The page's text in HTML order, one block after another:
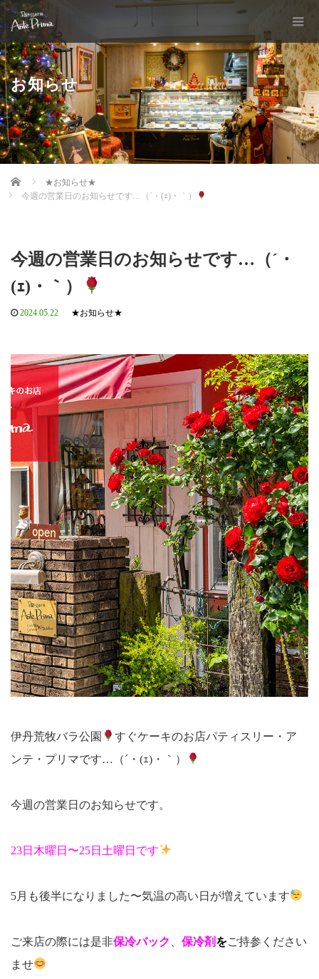
お知らせ
Home
★お知らせ★
今週の営業日のお知らせです…（´・(ｪ)・｀）
今週の営業日のお知らせです…（´・
(ｪ)・｀）
2024.05.22 ★お知らせ★
伊丹荒牧バラ公園
すぐケーキのお店パティスリー・ア
ンテ・プリマです…（´・(ｪ)・｀）
今週の営業日のお知らせです。
23日木曜日〜25日土曜日です
5月も後半になりました〜気温の高い日が増えています
ご来店の際には是非保冷バック 保冷剤 をご持参ください
ませ